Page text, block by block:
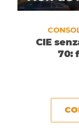
CIE
70: